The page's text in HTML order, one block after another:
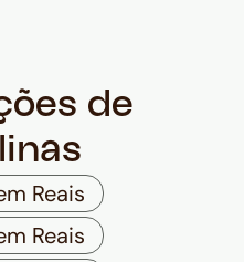
de
Reais
Reais